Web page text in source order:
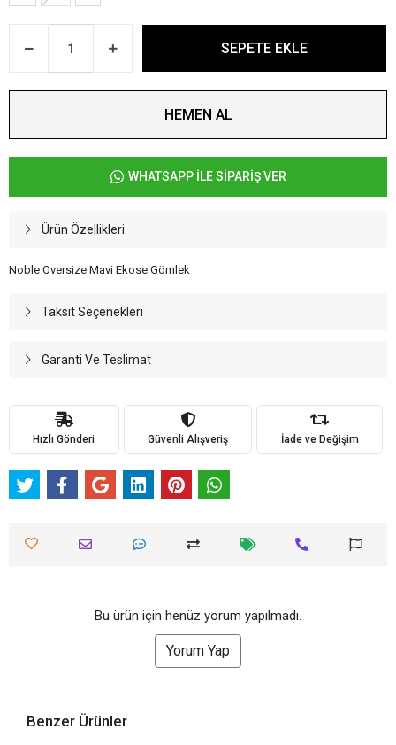
SEPETE EKLE
HEMEN AL
WHATSAPP İLE SİPARİŞ VER
Ürün Özellikleri
Noble Oversize Mavi Ekose Gömlek
Taksit Seçenekleri
Garanti Ve Teslimat
Hızlı Gönderi Güvenli Alışveriş İade ve Değişim
Bu ürün için henüz yorum yapılmadı.
Yorum Yap
Benzer Ürünler